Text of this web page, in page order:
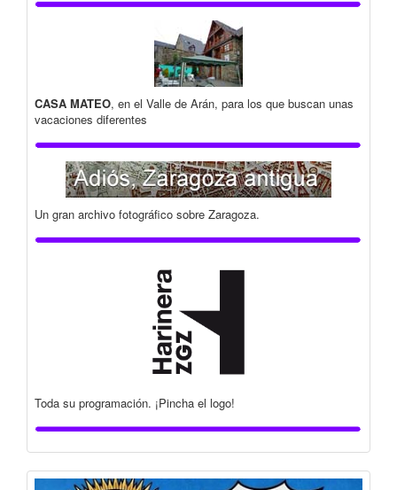
CASA MATEO, en el Valle de Arán, para los que buscan unas
vacaciones diferentes
Un gran archivo fotográfico sobre Zaragoza.
Toda su programación. ¡Pincha el logo!